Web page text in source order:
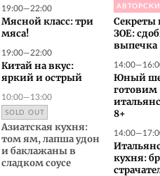
19:00—22:00
Мясной класс: три
мяса!
19:00—22:00
Китай на вкус:
яркий и острый
10:00—13:00
SOLD OUT
Азиатская кухня:
том ям, лапша удон
и баклажаны в
сладком соусе
Секреты
ЗОЕ:
выпечка
Юный
готовим
8+
кухня: